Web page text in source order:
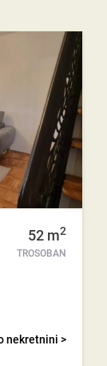
52 m2
TROSOBAN
nekretnini >